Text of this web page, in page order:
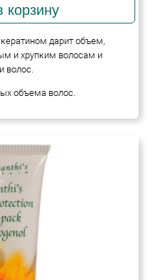
дарит объем,
и хрупким волосам и
волос.
объема волос.